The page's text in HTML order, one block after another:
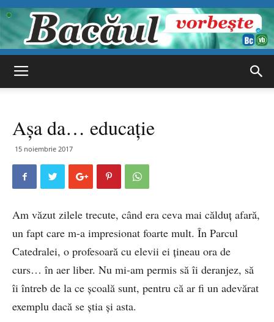
vorbește
Așa da… educație
15 noiembrie 2017
Am văzut zilele trecute, când era ceva mai călduț afară,
un fapt care m-a impresionat foarte mult. În Parcul
Catedralei, o profesoară cu elevii ei țineau ora de
curs… în aer liber. Nu mi-am permis să îi deranjez, să
îi întreb de la ce școală sunt, pentru că ar fi un adevărat
exemplu dacă se știa și asta.